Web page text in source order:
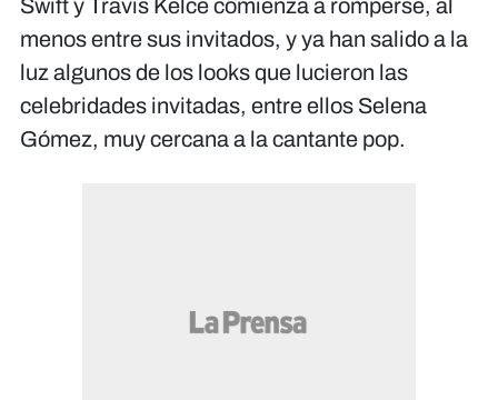
Swift y Travis Kelce comienza a romperse, al
menos entre sus invitados, y ya han salido a la
luz algunos de los looks que lucieron las
celebridades invitadas, entre ellos Selena
Gómez, muy cercana a la cantante pop.